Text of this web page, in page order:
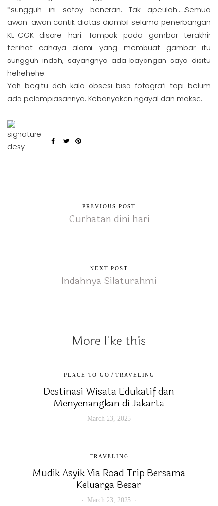
*sungguh ini sotoy beneran. Tak apeulah……Semua
awan-awan cantik diatas diambil selama penerbangan
KL-CGK disore hari. Tampak pada gambar terakhir
terlihat cahaya alami yang membuat gambar itu
sungguh indah, sayangnya ada bayangan saya disitu
hehehehe.
Yah begitu deh kalo obsesi bisa fotografi tapi belum
ada pelampiasannya. Kebanyakan ngayal dan maksa.
PREVIOUS POST
Curhatan dini hari
NEXT POST
Indahnya Silaturahmi
More like this
PLACE TO GO / TRAVELING
Destinasi Wisata Edukatif dan
Menyenangkan di Jakarta
March 23, 2025
TRAVELING
Mudik Asyik Via Road Trip Bersama
Keluarga Besar
March 23, 2025